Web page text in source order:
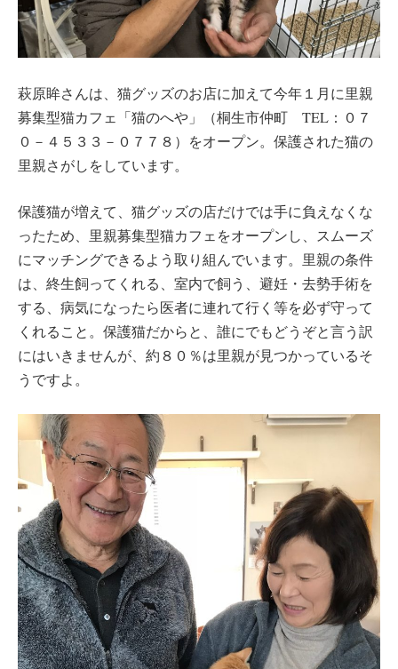
萩原眸さんは、猫グッズのお店に加えて今年１月に里親
募集型猫カフェ「猫のへや」（桐生市仲町 TEL：０７
０－４５３３－０７７８）をオープン。保護された猫の
里親さがしをしています。
保護猫が増えて、猫グッズの店だけでは手に負えなくな
ったため、里親募集型猫カフェをオープンし、スムーズ
にマッチングできるよう取り組んでいます。里親の条件
は、終生飼ってくれる、室内で飼う、避妊・去勢手術を
する、病気になったら医者に連れて行く等を必ず守って
くれること。保護猫だからと、誰にでもどうぞと言う訳
にはいきませんが、約８０％は里親が見つかっているそ
うですよ。